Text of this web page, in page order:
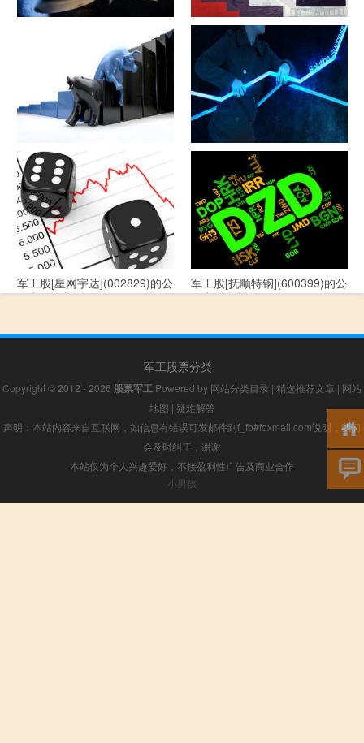
军工股[隆盛科技](300680)的公
军工股[钢研高纳](300034)的公
司详细资料
军工股[--](002335)的公司详细
资料
军工股[华自科技](300490)的公
司详细资料
军工股[星网宇达](002829)的公
司详细资料
军工股[抚顺特钢](600399)的公
司详细资料
军工股票分类
Copyright © 2012 - 2026 股票军工 Powered by 网站分类目录 | 精选推荐文章 | 网站
地图 | 疑难解答
声明：本站内容来自互联网，如信息有错误可发邮件到f_fb#foxmail.com说明，我们
会及时纠正，谢谢
本站仅为个人兴趣爱好，不接盈利性广告及商业合作
小男孩